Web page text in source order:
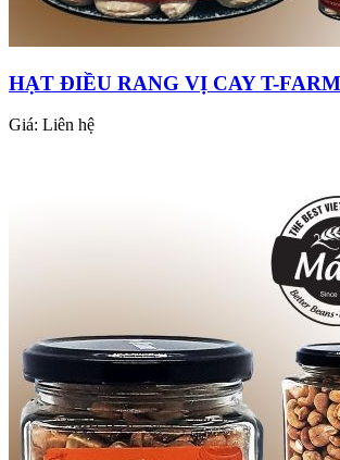
HẠT ĐIỀU RANG VỊ CAY T-
Giá: Liên hệ